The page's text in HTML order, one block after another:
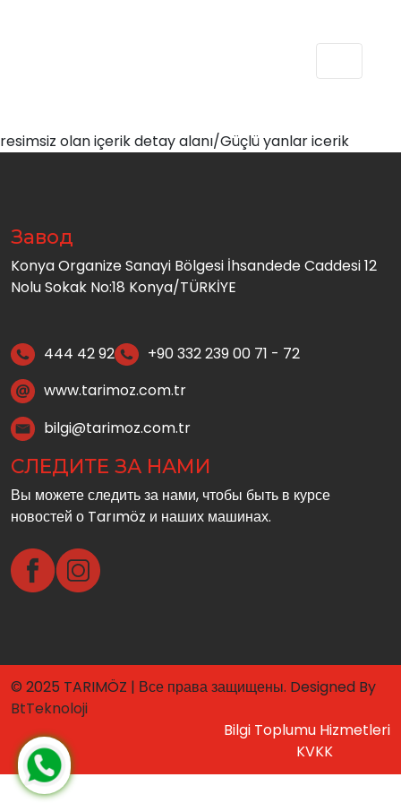
resimsiz olan içerik detay alanı/Güçlü yanlar icerik
Завод
Konya Organize Sanayi Bölgesi İhsandede Caddesi 12
Nolu Sokak No:18 Konya/TÜRKİYE
444 42 92
+90 332 239 00 71 - 72
www.tarimoz.com.tr
bilgi@tarimoz.com.tr
СЛЕДИТЕ ЗА НАМИ
Вы можете следить за нами, чтобы быть в курсе
новостей о Tarımöz и наших машинах.
© 2025 TARIMÖZ | Все права защищены. Designed By
BtTeknoloji
Bilgi Toplumu Hizmetleri
KVKK